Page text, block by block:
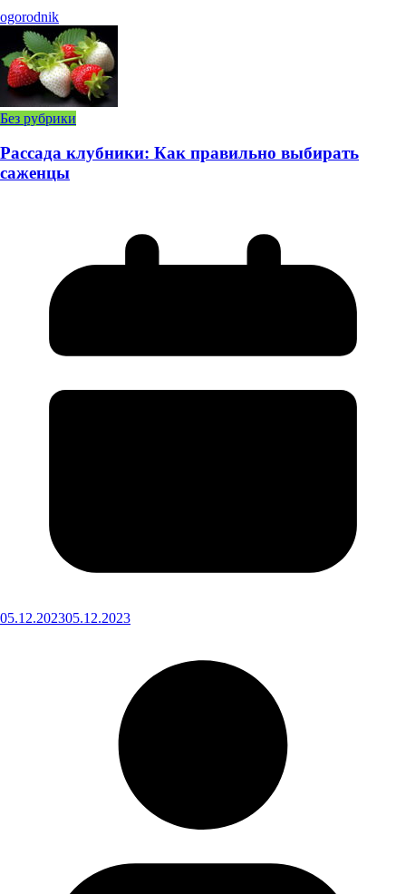
ogorodnik
Без рубрики
Рассада клубники: Как правильно выбирать
саженцы
05.12.202305.12.2023